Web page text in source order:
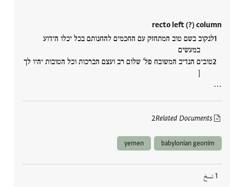
recto left (?) column
לנקוב בשם טוב המתחזק עם החכמים להחנותם בכל יכלו הידוע
במעשים
טובים הנדיב המשובח פל' שלום רב ועצם הברכות וכל הטובות יהיו לך
[
…
Related Documents
2
babylonian geonim
yemen
1 نسخ